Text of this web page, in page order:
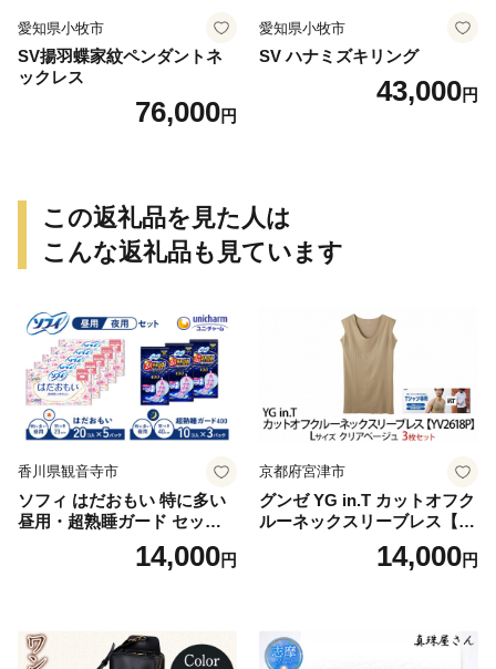
愛知県小牧市
SV揚羽蝶家紋ペンダントネ
ックレス
76,000円
愛知県小牧市
SV ハナミズキリング
43,000円
この返礼品を見た人は
こんな返礼品も見ています
香川県観音寺市
ソフィ はだおもい 特に多い
昼用・超熟睡ガード セット
羽付き ナプキン 生理用品 サ
ニタリー ユニ・チャーム
14,000円
京都府宮津市
グンゼ YG in.T カットオフク
ルーネックスリーブレス【Y
V2618P】Lサイズ クリアベ
ージュ3枚セット [№5716-04
14,000円